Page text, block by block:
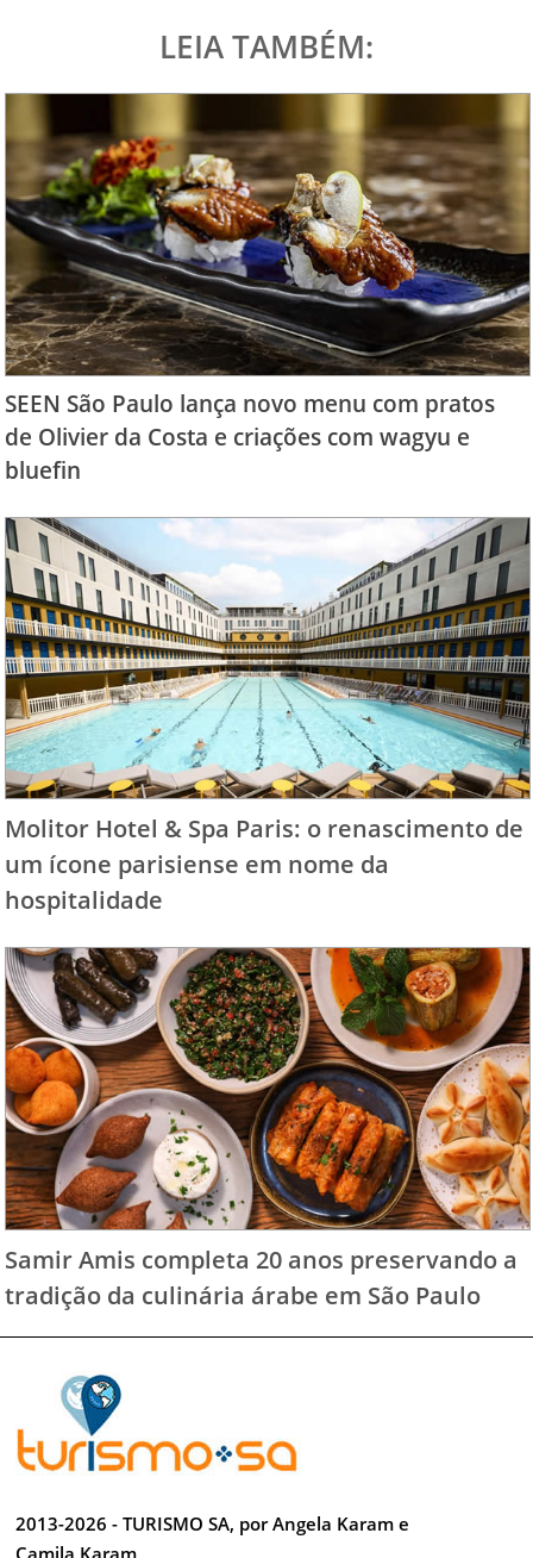
LEIA TAMBÉM:
SEEN São Paulo lança novo menu com pratos
de Olivier da Costa e criações com wagyu e
bluefin
Molitor Hotel & Spa Paris: o renascimento de
um ícone parisiense em nome da
hospitalidade
Samir Amis completa 20 anos preservando a
tradição da culinária árabe em São Paulo
2013-2026 - TURISMO SA, por Angela Karam e
Camila Karam